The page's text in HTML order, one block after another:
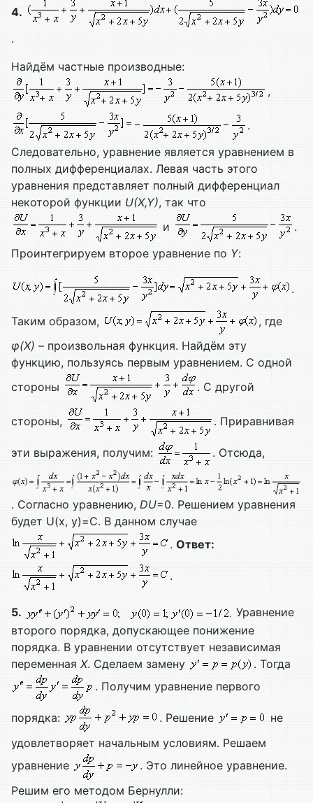
4.
.
Найдём частные производные:
,
.
Следовательно, уравнение является уравнением в
полных дифференциалах. Левая часть этого
уравнения представляет полный дифференциал
некоторой функции U(X,Y), так что
и
.
Проинтегрируем второе уравнение по Y:
.
Таким образом,
, где
φ(X) – произвольная функция. Найдём эту
функцию, пользуясь первым уравнением. С одной
стороны
. С другой
стороны, . Приравнивая
эти выражения, получим: . Отсюда,
. Согласно уравнению, DU=0. Решением уравнения
будет U(x, y)=C. В данном случае
. Ответ:
.
5.
Уравнение
второго порядка, допускающее понижение
порядка. В уравнении отсутствует независимая
переменная X. Сделаем замену
. Тогда
. Получим уравнение первого
порядка: . Решение
не
удовлетворяет начальным условиям. Решаем
уравнение
. Это линейное уравнение.
Решим его методом Бернулли: